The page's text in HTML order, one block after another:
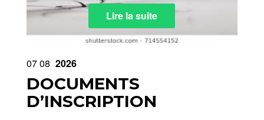
Lire la suite
0708 2026
DOCUMENTS
D’INSCRIPTION